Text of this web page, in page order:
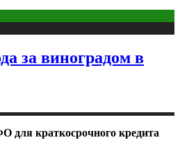
за виноградом в
краткосрочного кредита